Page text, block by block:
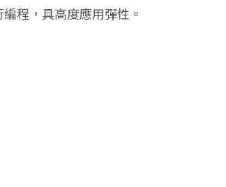
程，具高度應用彈性。